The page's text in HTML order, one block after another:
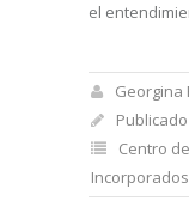
el
Georgina
Centro